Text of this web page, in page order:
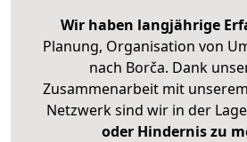
Wir haben langjährige
Planung, Organisation von
nach Borča. Dank
Zusammenarbeit mit
Netzwerk sind wir in der
oder Hindernis zu